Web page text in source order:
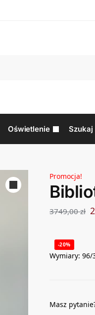
Oświetlenie Szukaj
Promocja!
3749,00zł
-20%
Wymiary: 96/
Masz